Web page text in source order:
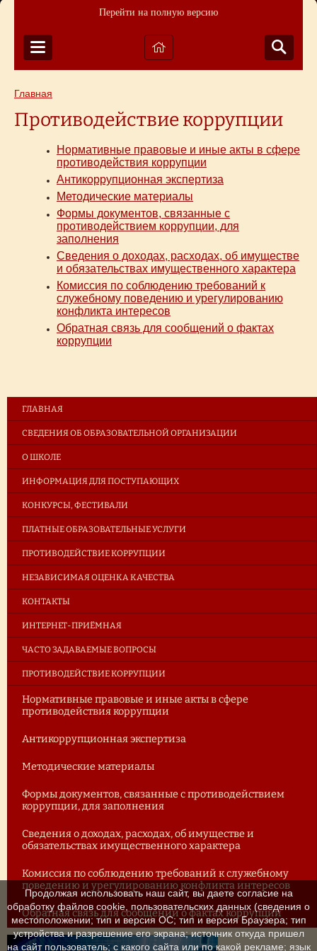
Перейти на полную версию
Главная
Противодействие коррупции
Нормативные правовые и иные акты в сфере
противодействия коррупции
Антикоррупционная экспертиза
Методические материалы
Формы документов, связанные с
противодействием коррупции, для
заполнения
Сведения о доходах, расходах, об имуществе
и обязательствах имущественного характера
Комиссия по соблюдению требований к
служебному поведению и урегулированию
конфликта интересов
Обратная связь для сообщений о фактах
коррупции
ГЛАВНАЯ
СВЕДЕНИЯ ОБ ОБРАЗОВАТЕЛЬНОЙ ОРГАНИЗАЦИИ
О ШКОЛЕ
ИНФОРМАЦИЯ ДЛЯ ПОСТУПАЮЩИХ
КОНКУРСЫ, ФЕСТИВАЛИ
ПЛАТНЫЕ ОБРАЗОВАТЕЛЬНЫЕ УСЛУГИ
ПРОТИВОДЕЙСТВИЕ КОРРУПЦИИ
НЕЗАВИСИМАЯ ОЦЕНКА КАЧЕСТВА
КОНТАКТЫ
ИНТЕРНЕТ-ПРИЁМНАЯ
ЧАСТО ЗАДАВАЕМЫЕ ВОПРОСЫ
ПРОТИВОДЕЙСТВИЕ КОРРУПЦИИ
Нормативные правовые и иные акты в сфере
противодействия коррупции
Антикоррупционная экспертиза
Методические материалы
Формы документов, связанные с противодействием
коррупции, для заполнения
Сведения о доходах, расходах, об имуществе и
обязательствах имущественного характера
Комиссия по соблюдению требований к служебному
поведению и урегулированию конфликта интересов
Обратная связь для сообщений о фактах коррупции
Продолжая использовать наш сайт, вы даете согласие на
обработку файлов cookie, пользовательских данных (сведения о
местоположении; тип и версия ОС; тип и версия Браузера; тип
устройства и разрешение его экрана; источник откуда пришел
на сайт пользователь; с какого сайта или по какой рекламе; язык